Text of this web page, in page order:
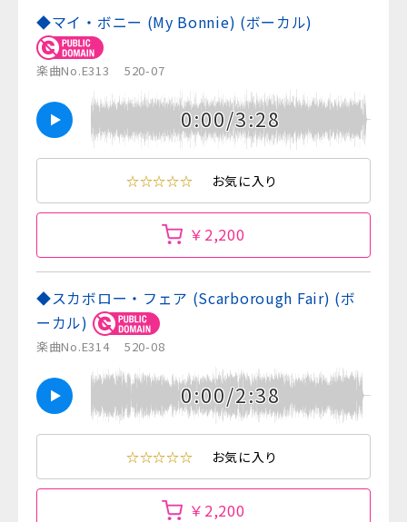
◆マイ・ボニー (My Bonnie) (ボーカル)
楽曲No.E313 520-07
0:00/3:28
☆☆☆☆☆ お気に入り
￥2,200
◆スカボロー・フェア (Scarborough Fair) (ボ
ーカル)
楽曲No.E314 520-08
0:00/2:38
☆☆☆☆☆ お気に入り
￥2,200